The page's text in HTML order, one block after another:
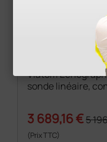
Viatom
sonde linéaire,
3 689,16 €5
(Prix TTC)